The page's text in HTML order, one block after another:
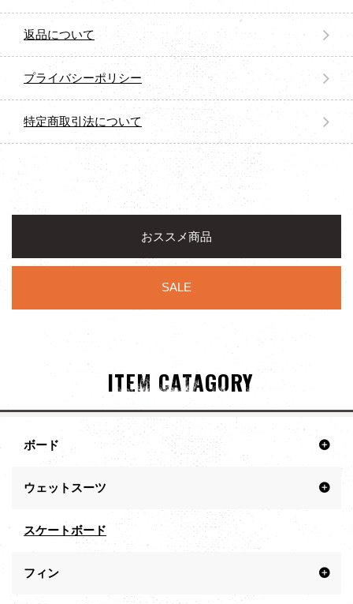
返品について
プライバシーポリシー
特定商取引法について
おススメ商品
SALE
ITEM CATAGORY
ボード
ウェットスーツ
スケートボード
フィン